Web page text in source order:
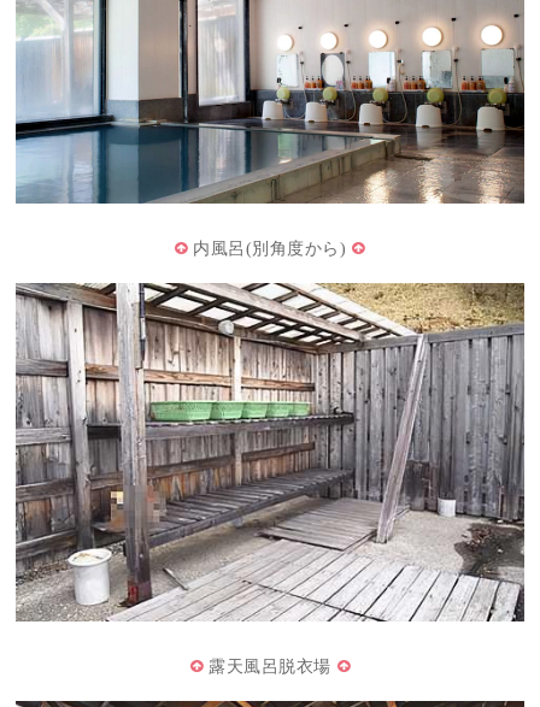
内風呂(別角度から)
露天風呂脱衣場